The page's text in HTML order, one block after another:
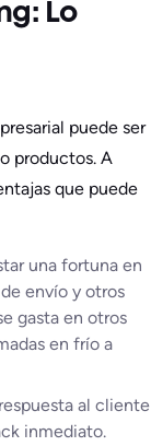
Lo
puede ser
productos. A
que puede
una fortuna en
envío y otros
gasta en otros
en frío a
al cliente
inmediato.